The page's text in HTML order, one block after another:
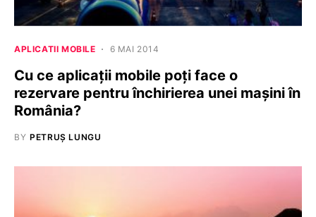
APLICATII MOBILE 6 MAI 2014
Cu ce aplicații mobile poți face o
rezervare pentru închirierea unei mașini în
România?
BY PETRUȘ LUNGU